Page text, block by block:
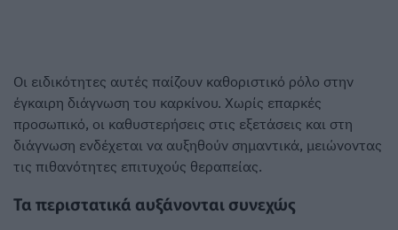
Οι ειδικότητες αυτές παίζουν καθοριστικό ρόλο στην
έγκαιρη διάγνωση του καρκίνου. Χωρίς επαρκές
προσωπικό, οι καθυστερήσεις στις εξετάσεις και στη
διάγνωση ενδέχεται να αυξηθούν σημαντικά, μειώνοντας
τις πιθανότητες επιτυχούς θεραπείας.
Τα περιστατικά αυξάνονται συνεχώς